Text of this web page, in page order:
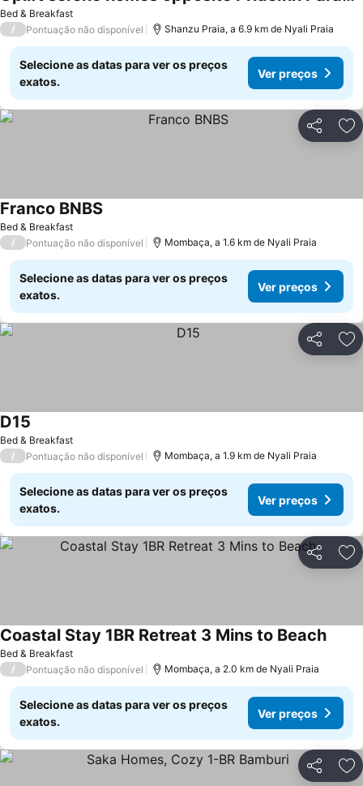
Bed & Breakfast
/ Pontuação não disponível Shanzu Praia, a 6.9 km de Nyali Praia
Selecione as datas para ver os preços
exatos.
Ver preços
Partilhar
Bed & Breakfast
Franco BNBS
/ Pontuação não disponível Mombaça, a 1.6 km de Nyali Praia
Selecione as datas para ver os preços
exatos.
Ver preços
Partilhar
Bed & Breakfast
D15
/ Pontuação não disponível Mombaça, a 1.9 km de Nyali Praia
Selecione as datas para ver os preços
exatos.
Ver preços
Partilhar
Bed & Breakfast
Coastal Stay 1BR Retreat 3 Mins to Beach
/ Pontuação não disponível Mombaça, a 2.0 km de Nyali Praia
Selecione as datas para ver os preços
exatos.
Ver preços
Partilhar